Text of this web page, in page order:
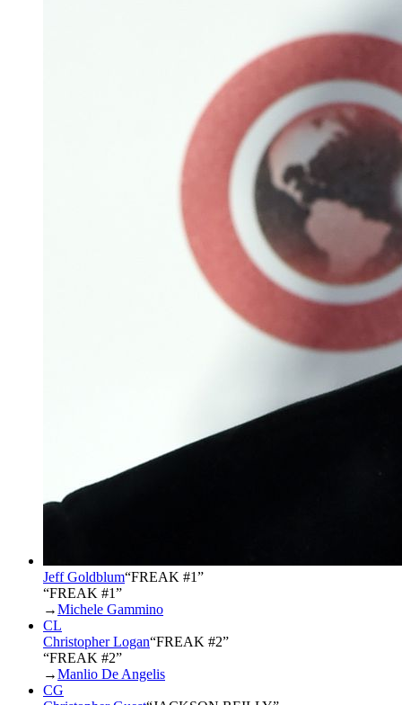
Jeff Goldblum“FREAK #1”
“FREAK #1”
→Michele Gammino
CL
Christopher Logan“FREAK #2”
“FREAK #2”
→Manlio De Angelis
CG